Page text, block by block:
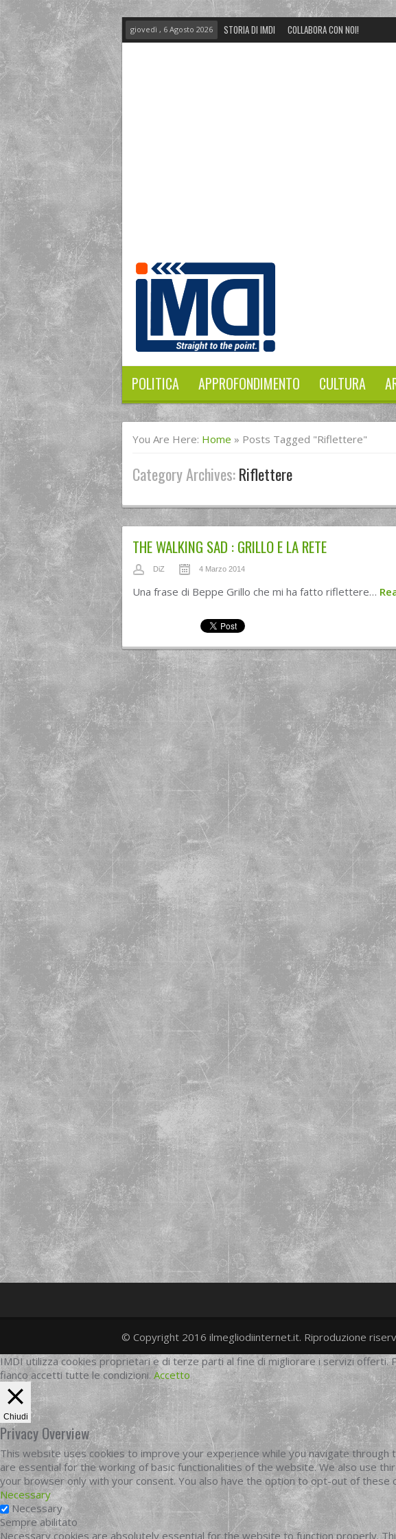
giovedì , 6 Agosto 2026 STORIA DI IMDI COLLABORA CON NOI!
POLITICA APPROFONDIMENTO CULTURA
You Are Here: Home » Posts Tagged "riflettere"
Category Archives:Riflettere
THE WALKING SAD : GRILLO E LA RETE
DiZ 4 Marzo 2014
Una frase di Beppe Grillo che mi ha fatto riflettere…
twitter
© Copyright 2016 ilmegliodiinternet.it. Riproduzione
IMDI utilizza cookies proprietari e di terze parti al fine di migliorare i servizi offerti.
fianco accetti tutte le condizioni. Accetto
Chiudi
Privacy Overview
This website uses cookies to improve your experience while you navigate
are essential for the working of basic functionalities of the website. We also use
your browser only with your consent. You also have the option to opt-out of
Necessary
Necessary
Sempre abilitato
Necessary cookies are absolutely essential for the website to function properly.